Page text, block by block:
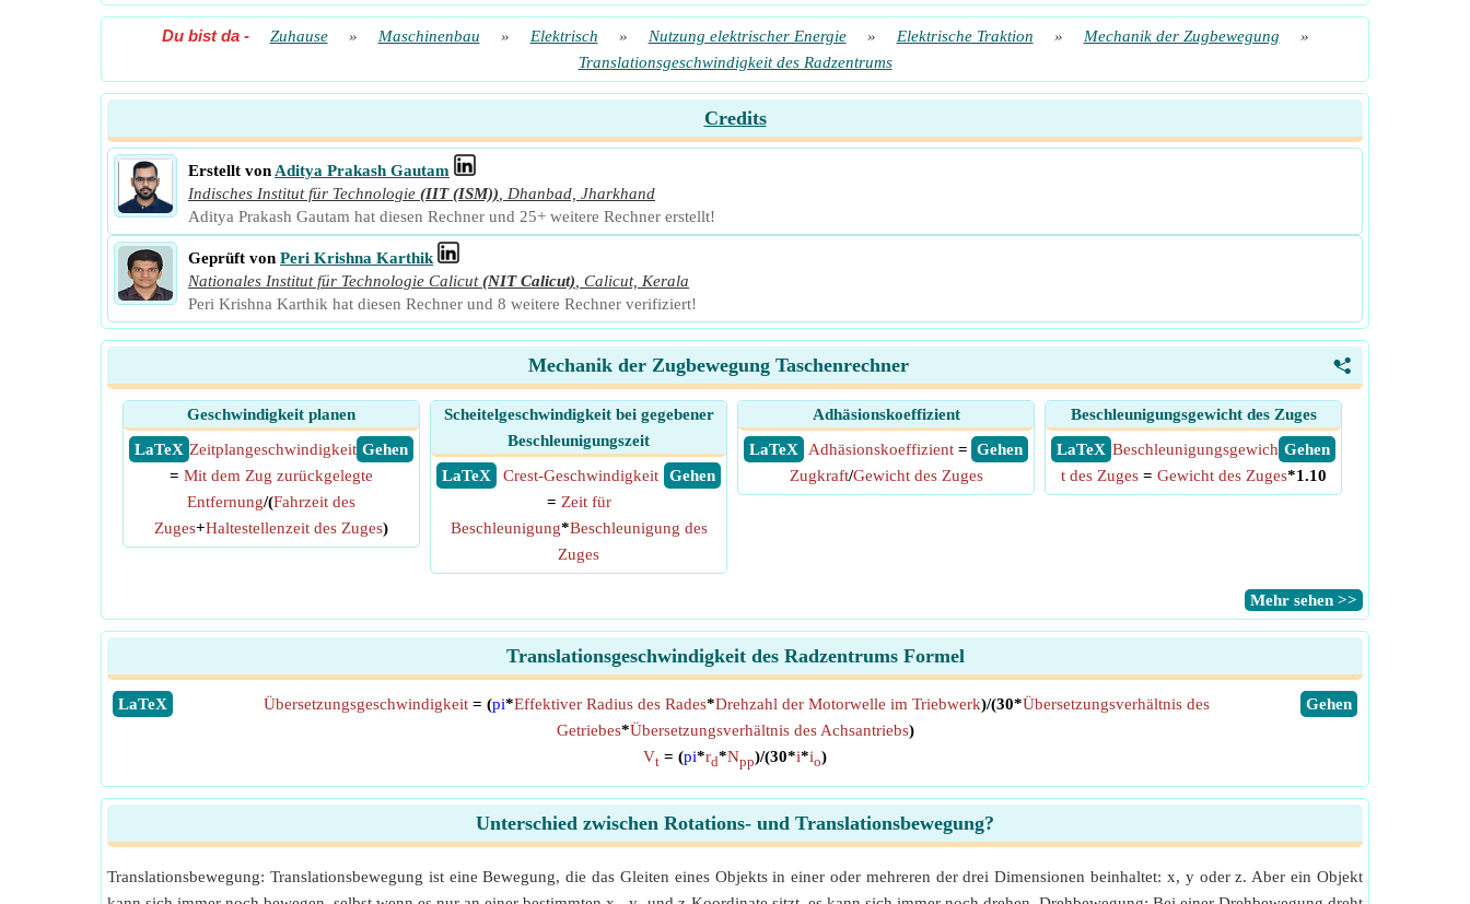
Du bist da- Zuhause » Maschinenbau » Elektrisch » Nutzung elektrischer Energie » Elektrische Traktion » Mechanik der Zugbewegung
»
Translationsgeschwindigkeit des Radzentrums
Credits
Erstellt von Aditya Prakash Gautam
Indisches Institut für Technologie (IIT (ISM))
Dhanbad, Jharkhand
Aditya Prakash Gautam hat diesen Rechner und 25+ weitere Rechner erstellt!
Geprüft von Peri Krishna Karthik
Nationales Institut für Technologie Calicut (NIT Calicut) Calicut, Kerala
Peri Krishna Karthik hat diesen Rechner und 8 weitere Rechner verifiziert!
<
Mechanik der Zugbewegung Taschenrechner
Geschwindigkeit planen
​ LaTeX
​ Gehen
Zeitplangeschwindigkeit
= Mit dem Zug zurückgelegte
Entfernung/(Fahrzeit des
Zuges+Haltestellenzeit des Zuges)
Scheitelgeschwindigkeit bei gegebener
Beschleunigungszeit
​ LaTeX
​ Gehen
Crest-Geschwindigkeit
= Zeit für
Beschleunigung*Beschleunigung des
Zuges
Adhäsionskoeffizient
​ LaTeX
​ Gehen
Adhäsionskoeffizient=
Zugkraft/Gewicht des Zuges
Beschleunigungsgewicht des Zuges
​ LaTeX
​ Gehen
Beschleunigungsgewich
t des Zuges= Gewicht des Zuges*1.10
​Mehr sehen >>
Translationsgeschwindigkeit des Radzentrums Formel
​LaTeX ​Gehen
Übersetzungsgeschwindigkeit = (pi*Effektiver Radius des Rades*Drehzahl der Motorwelle im Triebwerk)/(30*Übersetzungsverhältnis des
Getriebes*Übersetzungsverhältnis des Achsantriebs)
Vt = (pi*rd*Npp)/(30*i*io)
Unterschied zwischen Rotations- und Translationsbewegung?
Translationsbewegung: Translationsbewegung ist eine Bewegung, die das Gleiten eines Objekts in einer oder mehreren der drei Dimensionen beinhaltet: x, y oder z. Aber ein Objekt